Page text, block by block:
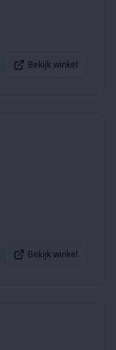
Bekijk winkel
Bekijk winkel